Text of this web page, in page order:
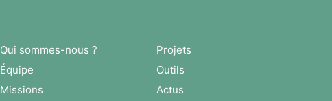
Qui sommes-nous ?
Équipe
Missions
Projets
Outils
Actus